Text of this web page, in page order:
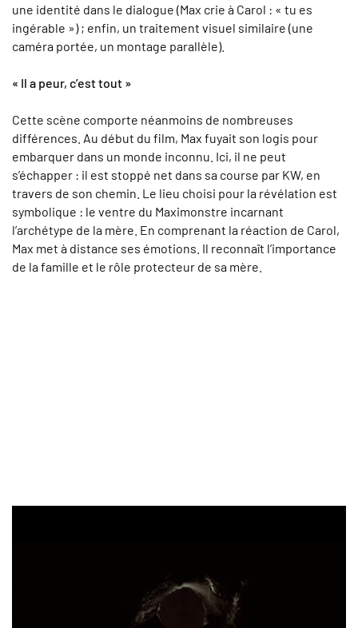
une identité dans le dialogue (Max crie à Carol : « tu es
ingérable ») ; enfin, un traitement visuel similaire (une
caméra portée, un montage parallèle).
« Il a peur, c’est tout »
Cette scène comporte néanmoins de nombreuses
différences. Au début du film, Max fuyait son logis pour
embarquer dans un monde inconnu. Ici, il ne peut
s’échapper : il est stoppé net dans sa course par KW, en
travers de son chemin. Le lieu choisi pour la révélation est
symbolique : le ventre du Maximonstre incarnant
l’archétype de la mère. En comprenant la réaction de Carol,
Max met à distance ses émotions. Il reconnaît l’importance
de la famille et le rôle protecteur de sa mère.